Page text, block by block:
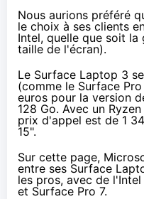
Nous aurions préféré
le choix à ses clients
Intel, quelle que soit
taille de l'écran).
Le Surface Laptop 3
(comme le Surface Pro
euros pour la version
128 Go. Avec un Ryzen
prix d'appel est de 1
15".
Sur cette page,
entre ses Surface
les pros, avec de
et Surface Pro 7.